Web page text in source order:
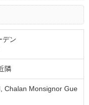
デン
隣
Chalan Monsignor Gue